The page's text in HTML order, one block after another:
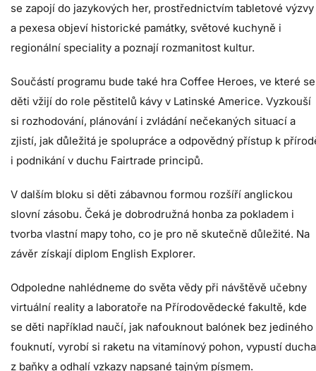
se zapojí do jazykových her, prostřednictvím tabletové výzvy
a pexesa objeví historické památky, světové kuchyně i
regionální speciality a poznají rozmanitost kultur.
Součástí programu bude také hra Coffee Heroes, ve které se
děti vžijí do role pěstitelů kávy v Latinské Americe. Vyzkouší
si rozhodování, plánování i zvládání nečekaných situací a
zjistí, jak důležitá je spolupráce a odpovědný přístup k
i podnikání v duchu Fairtrade principů.
V dalším bloku si děti zábavnou formou rozšíří anglickou
slovní zásobu. Čeká je dobrodružná honba za pokladem i
tvorba vlastní mapy toho, co je pro ně skutečně důležité. Na
závěr získají diplom English Explorer.
Odpoledne nahlédneme do světa vědy při návštěvě učebny
virtuální reality a laboratoře na Přírodovědecké fakultě, kde
se děti například naučí, jak nafouknout balónek bez jediného
fouknutí, vyrobí si raketu na vitamínový pohon, vypustí ducha
z baňky a odhalí vzkazy napsané tajným písmem.